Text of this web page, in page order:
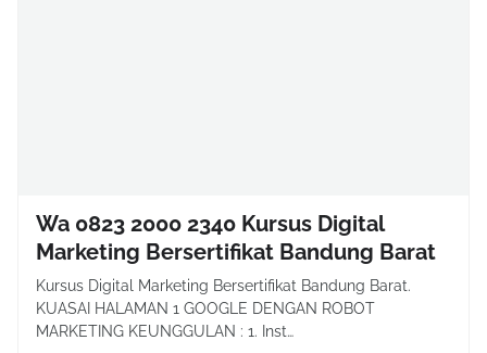
Wa 0823 2000 2340 Kursus Digital
Marketing Bersertifikat Bandung Barat
Kursus Digital Marketing Bersertifikat Bandung Barat.
KUASAI HALAMAN 1 GOOGLE DENGAN ROBOT
MARKETING KEUNGGULAN : 1. Inst…